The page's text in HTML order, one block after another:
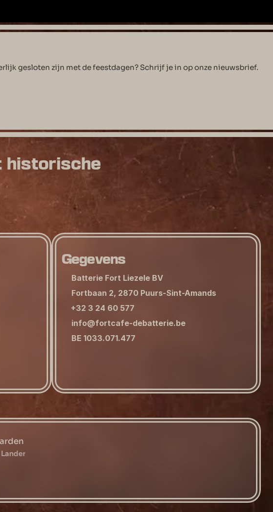
gesloten zijn met de feestdagen? Schrijf je in op onze nieuwsbrief.
historische
Gegevens
Batterie Fort Liezele BV
Fortbaan 2, 2870 Puurs-Sint-Amands
+32 3 24 60 577
info@fortcafe-debatterie.be
BE 1033.071.477